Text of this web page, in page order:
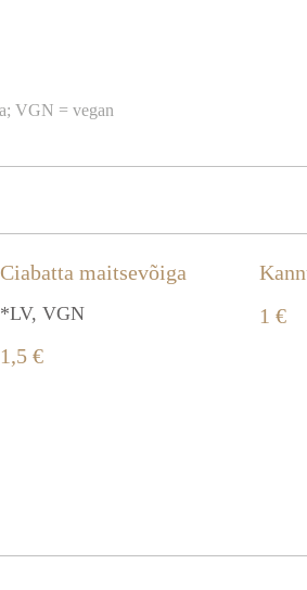
Ciabatta maitsevõiga
*LV, VGN
1,5 €
1 €